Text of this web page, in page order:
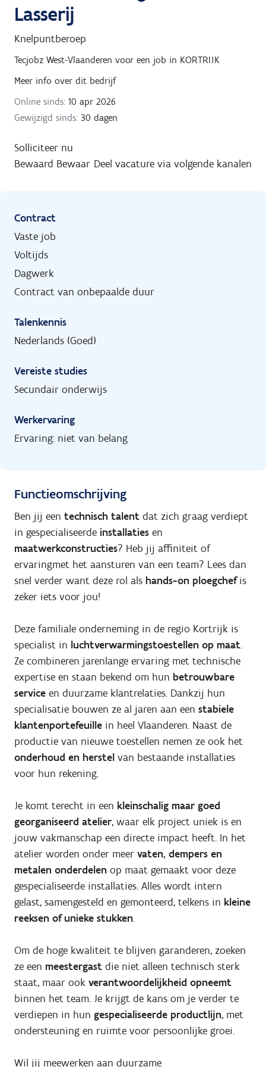
Lasserij
Knelpuntberoep
Tecjobz West-Vlaanderen voor een job in KORTRIJK
Meer info over dit bedrijf
Online sinds: 10 apr 2026
Gewijzigd sinds: 30 dagen
Solliciteer nu
Bewaard Bewaar Deel vacature via volgende kanalen
Contract
Vaste job
Voltijds
Dagwerk
Contract van onbepaalde duur
Talenkennis
Nederlands (Goed)
Vereiste studies
Secundair onderwijs
Werkervaring
Ervaring: niet van belang
Functieomschrijving
Ben jij een technisch talent dat zich graag verdiept
in gespecialiseerde installaties en
maatwerkconstructies? Heb jij affiniteit of
ervaringmet het aansturen van een team? Lees dan
snel verder want deze rol als hands-on ploegchefis
zeker iets voor jou!
Deze familiale onderneming in de regio Kortrijk is
specialist in luchtverwarmingstoestellen op maat.
Ze combineren jarenlange ervaring met technische
expertise en staan bekend om hun betrouwbare
service en duurzame klantrelaties. Dankzij hun
specialisatie bouwen ze al jaren aan een stabiele
klantenportefeuille in heel Vlaanderen. Naast de
productie van nieuwe toestellen nemen ze ook het
onderhoud en herstel van bestaande installaties
voor hun rekening.
Je komt terecht in een kleinschalig maar goed
georganiseerd atelier, waar elk project uniek is en
jouw vakmanschap een directe impact heeft. In het
atelier worden onder meer vaten, dempers en
metalen onderdelen op maat gemaakt voor deze
gespecialiseerde installaties. Alles wordt intern
gelast, samengesteld en gemonteerd, telkens in kleine
reeksen of unieke stukken.
Om de hoge kwaliteit te blijven garanderen, zoeken
ze een meestergast die niet alleen technisch sterk
staat, maar ook verantwoordelijkheid opneemt
binnen het team. Je krijgt de kans om je verder te
verdiepen in hun gespecialiseerde productlijn, met
ondersteuning en ruimte voor persoonlijke groei.
Wil jij meewerken aan duurzame